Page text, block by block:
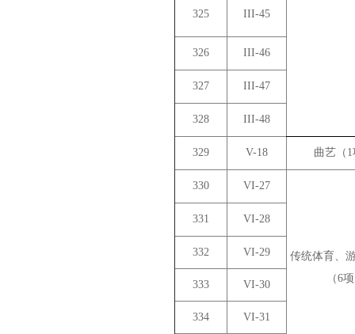
325 III-45
326 III-46
327 III-47
328 III-48
329 V-18 曲艺（
330 VI-27
传统体育、
（6
331 VI-28
332 VI-29
333 VI-30
334 VI-31